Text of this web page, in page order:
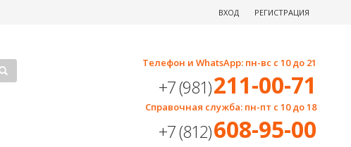
ВХОД РЕГИСТРАЦИЯ
Телефон и WhatsApp: пн-вс с 10 до 21
+7 (981)211-00-71
Справочная служба: пн-пт с 10 до 18
+7 (812)608-95-00